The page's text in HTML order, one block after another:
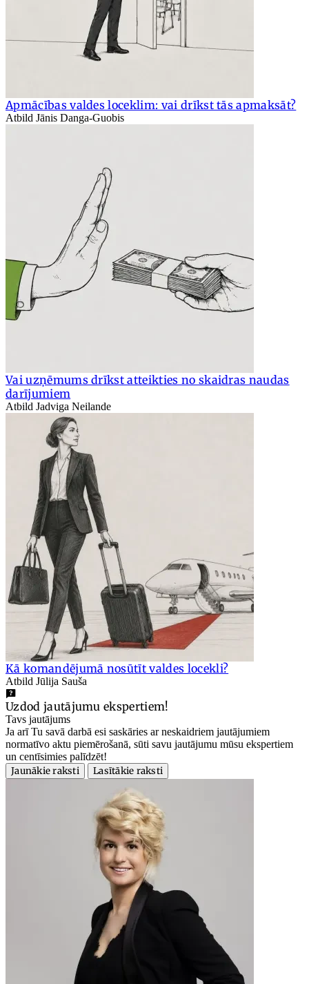
Apmācības valdes loceklim: vai drīkst tās apmaksāt?
Atbild Jānis Danga-Guobis
Vai uzņēmums drīkst atteikties no skaidras naudas
darījumiem
Atbild Jadviga Neilande
Kā komandējumā nosūtīt valdes locekli?
Atbild Jūlija Sauša
Uzdod jautājumu ekspertiem!
Tavs jautājums
Ja arī Tu savā darbā esi saskāries ar neskaidriem jautājumiem
normatīvo aktu piemērošanā, sūti savu jautājumu mūsu ekspertiem
un centīsimies palīdzēt!
Jaunākie raksti
Lasītākie raksti